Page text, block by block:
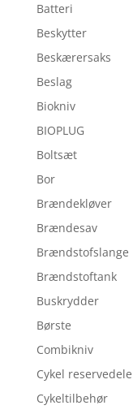
Batteri
Beskytter
Beskærersaks
Beslag
Biokniv
BIOPLUG
Boltsæt
Bor
Brændekløver
Brændesav
Brændstofslange
Brændstoftank
Buskrydder
Børste
Combikniv
Cykel reservedele
Cykeltilbehør